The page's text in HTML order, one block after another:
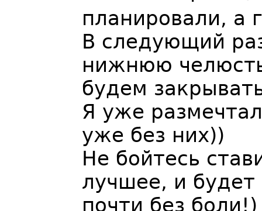
планировали, а
В следующий
нижнюю
будем
Я уже
уже без них))
Не бойтесь
лучшее, и будет
почти без боли!)